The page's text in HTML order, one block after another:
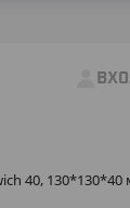
40, 130*130*40